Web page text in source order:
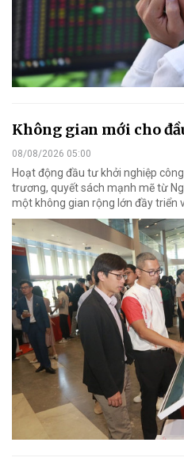
Không gian mới cho
08/08/2026 05:00
Hoạt động đầu tư khởi nghiệp
trương, quyết sách mạnh mẽ từ
một không gian rộng lớn đầy triển